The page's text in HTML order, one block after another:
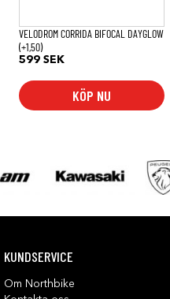
VELODROM CORRIDA BIFOCAL DAYGLOW
(+1,50)
599SEK
KÖP NU
KUNDSERVICE
Om Northbike